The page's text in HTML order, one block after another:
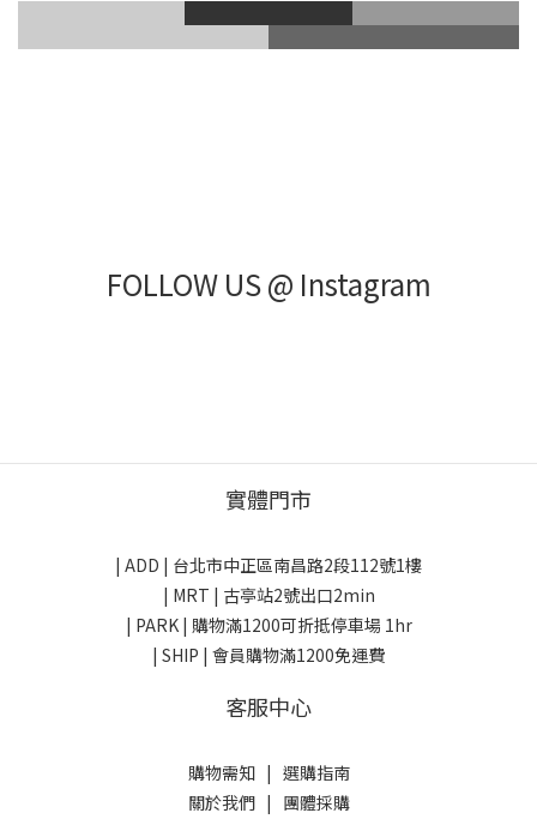
登山鞋 Gore-Tex
登山杖 滑雪護具
FOLLOW US @ Instagram
實體門市
| ADD | 台北市中正區南昌路2段112號1樓
| MRT | 古亭站2號出口2min
| PARK | 購物滿1200可折抵停車場 1hr
| SHIP | 會員購物滿1200免運費
客服中心
購物需知| 選購指南
關於我們| 團體採購